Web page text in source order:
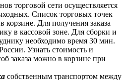
торговой сети осуществляется
Список торговых точек
корзине. Для получения заказа
в кассовой зоне. Для сборки и
необходимо время 30 мин.
Узнать стоимость и
заказа можно в корзине при
собственным транспортом между